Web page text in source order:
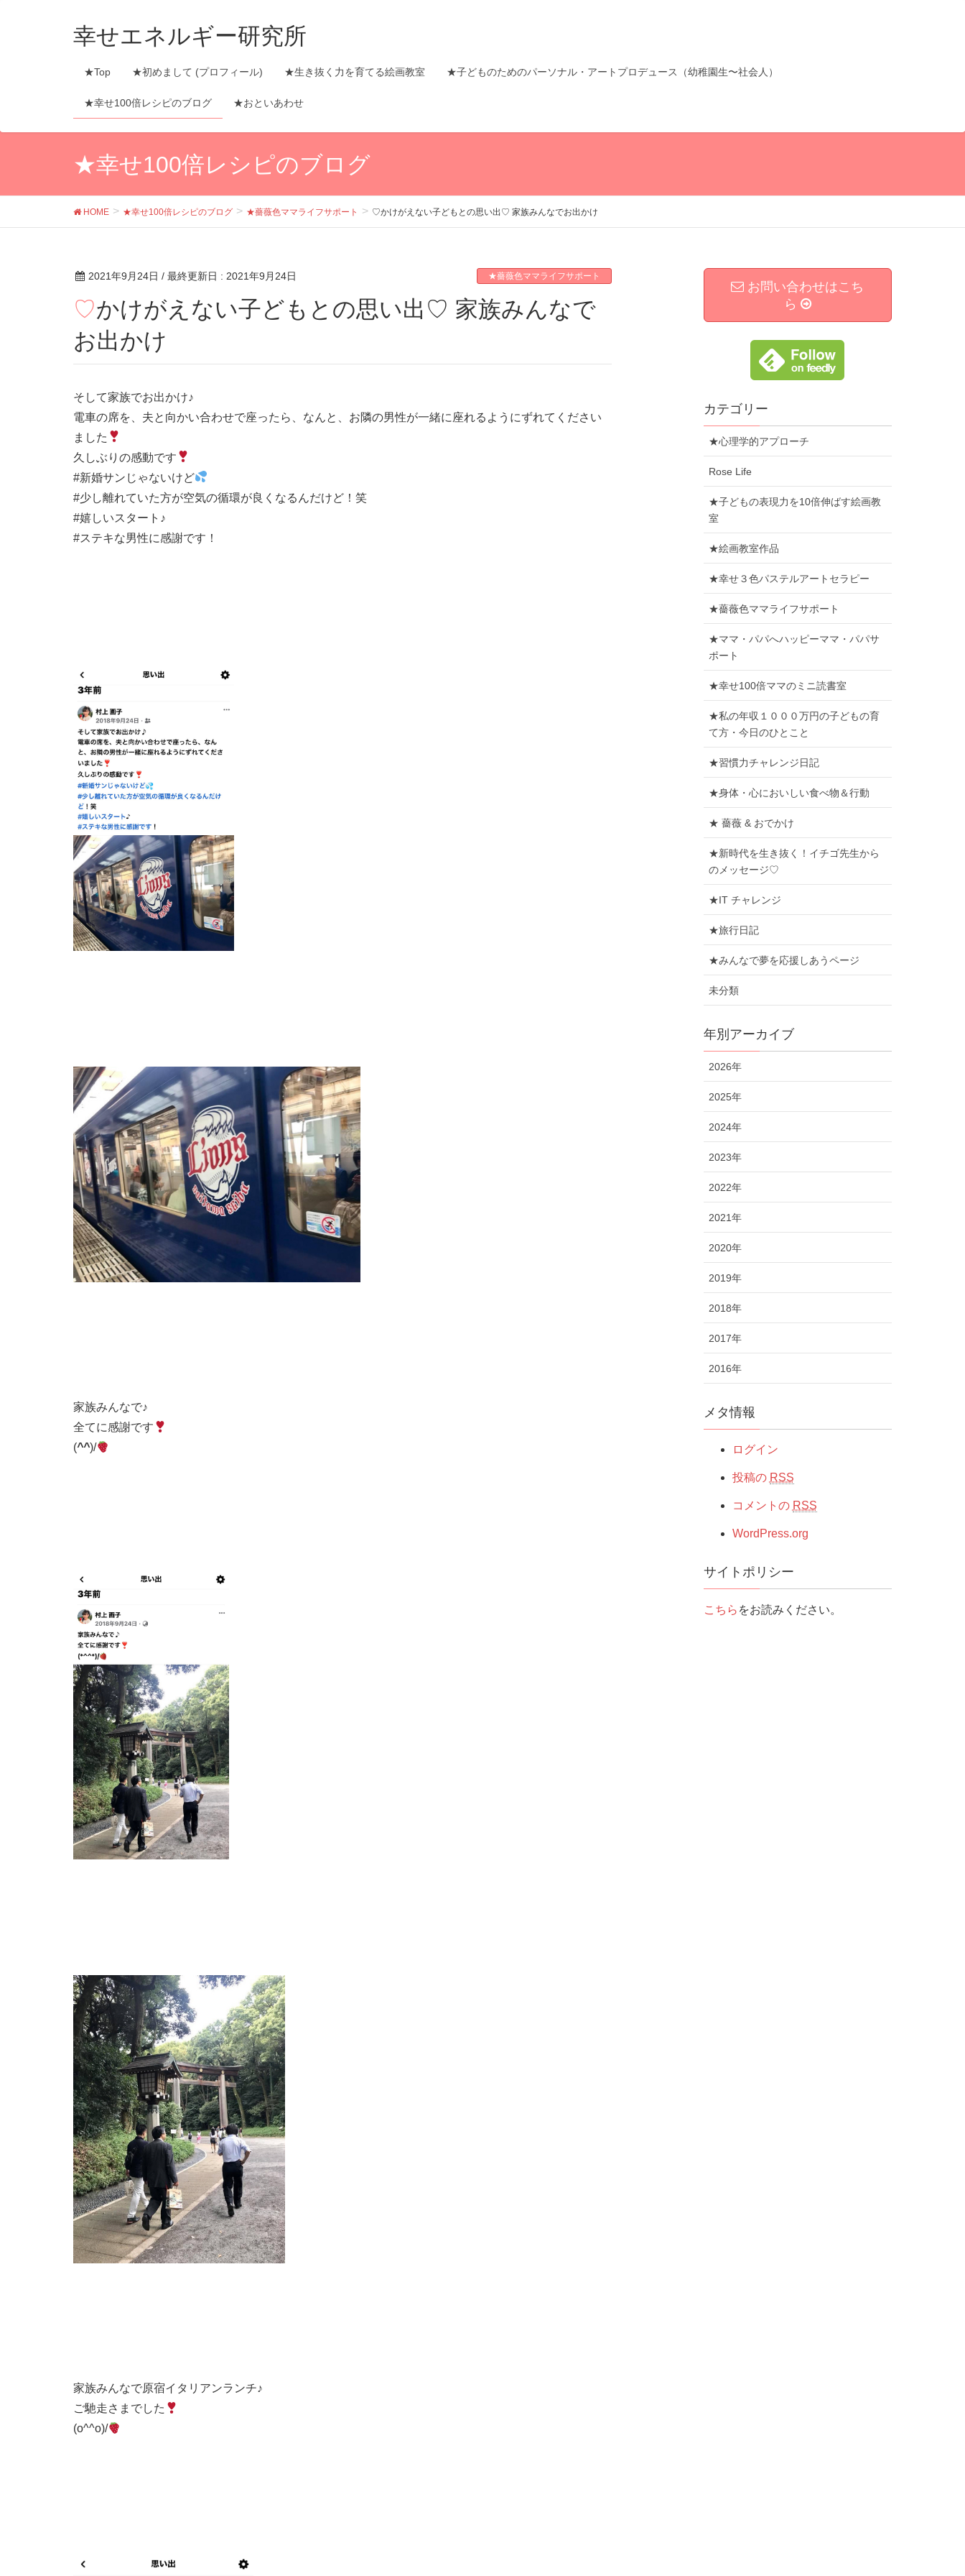
幸せエネルギー研究所
★Top ★初めまして (プロフィール) ★生き抜く力を育てる絵画教室 ★子どものためのパーソナル・アートプロデュース（幼稚園生〜社会人）
★幸せ100倍レシピのブログ ★おといあわせ
★幸せ100倍レシピのブログ
HOME ★幸せ100倍レシピのブログ ★薔薇色ママライフサポート ♡かけがえない子どもとの思い出♡ 家族みんなでお出かけ
2021年9月24日 / 最終更新日 : 2021年9月24日 ★薔薇色ママライフサポート
♡かけがえない子どもとの思い出♡ 家族みんなで
お出かけ
そして家族でお出かけ♪
電車の席を、夫と向かい合わせで座ったら、なんと、お隣の男性が一緒に座れるようにずれてください
ました
久しぶりの感動です
#新婚サンじゃないけど
#少し離れていた方が空気の循環が良くなるんだけど！笑
#嬉しいスタート♪
#ステキな男性に感謝です！
家族みんなで♪
全てに感謝です
(^^)/
家族みんなで原宿イタリアンランチ♪
ご馳走さまでした
(o^^o)/
お問い合わせはこち
ら
カテゴリー
★心理学的アプローチ
Rose Life
★子どもの表現力を10倍伸ばす絵画教
室
★絵画教室作品
★幸せ３色パステルアートセラピー
★薔薇色ママライフサポート
★ママ・パパへハッピーママ・パパサ
ポート
★幸せ100倍ママのミニ読書室
★私の年収１０００万円の子どもの育
て方・今日のひとこと
★習慣力チャレンジ日記
★身体・心においしい食べ物＆行動
★ 薔薇 & おでかけ
★新時代を生き抜く！イチゴ先生から
のメッセージ♡
★IT チャレンジ
★旅行日記
★みんなで夢を応援しあうページ
未分類
年別アーカイブ
2026年
2025年
2024年
2023年
2022年
2021年
2020年
2019年
2018年
2017年
2016年
メタ情報
ログイン
投稿の RSS
コメントの RSS
WordPress.org
サイトポリシー
こちら をお読みください。